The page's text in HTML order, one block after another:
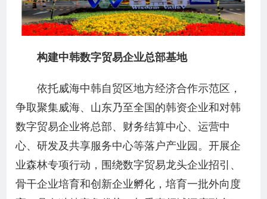
构建中韩数字贸易企业总部基地
依托威海中韩自贸区地方经济合作示范区，
争取聚集威海、山东乃至全国的韩资企业和对韩
数字贸易企业将总部、财务结算中心、运营中
心、研发及共享服务中心等落户产业园。开展企
业森林专项行动，围绕数字贸易龙头企业招引、
骨干企业培育和创新企业孵化，培育一批外向度